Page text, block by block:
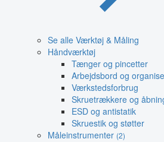
Se alle Værktøj & Måling
Håndværktøj
Tænger og pincetter
Arbejdsbord og
Værkstedsforbrug
Skruetrækkere og
ESD og antistatik
Skruestik og støtter
Måleinstrumenter (2)